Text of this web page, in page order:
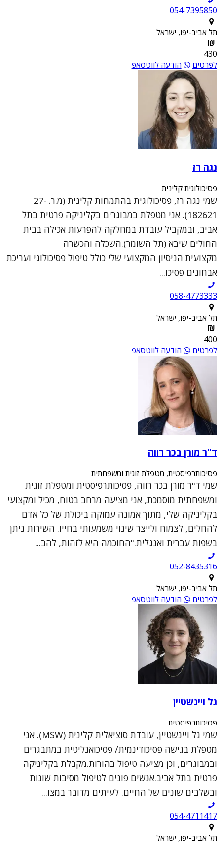
054-7395850
תל אביב-יפו, ישראל
430
לפרטים
הודעה לווטסאפ
נגה רז
פסיכולוגית קלינית
שמי נגה רז, פסיכולוגית בהתמחות קלינית (מ.ר. 27-
182621). אני מטפלת במבוגרים בקליניקה פרטית בתל
אביב, ובמקביל עובדת במחלקה להפרעות אכילה בבית
החולים שיבא (תל השומר).השכלה והכשרה
מקצועית:הניסיון המקצועי שלי כולל טיפול פסיכולוגי ועריכת
אבחונים פסיכו...
058-4773333
תל אביב-יפו, ישראל
400
לפרטים
הודעה לווטסאפ
ד"ר מורן בכר רווה
פסיכותרפיסטית, מטפלת זוגית ומשפחתית
שמי ד"ר מורן בכר רווה, פסיכותרפיסטית ומטפלת זוגית
ומשפחתית מוסמכת, אני מציעה מרחב בטוח, מכיל ומקצועי
בקליניקה שלי, מתוך אמונה עמוקה ביכולת של כל אדם
להחלים, לצמוח ולייצר שינוי משמעותי בחייו. השירות ניתן
בשפות עברית ואנגלית."החוכמה היא לזהות, להב...
052-8435316
תל אביב-יפו, ישראל
לפרטים
הודעה לווטסאפ
גל ויינשטיין
פסיכותרפיסטית
שמי גל ויינשטיין, עובדת סוציאלית קלינית (MSW). אני
מטפלת בגישה פסיכודינמית/ פסיכואנליטית במתבגרים
ובמבוגרים, וכן מציעה טיפול בהורות.מקבלת בקליניקה
פרטית בתל אביב.אנשים פונים לטיפול מסיבות שונות
ובשלבים שונים של החיים. לעיתים מדובר במצו...
054-4711417
תל אביב-יפו, ישראל